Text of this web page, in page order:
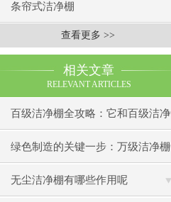
条帘式洁净棚
查看更多 >>
相关文章
RELEVANT ARTICLES
百级洁净棚全攻略：它和百级洁净
室到底有什么区别？
绿色制造的关键一步：万级洁净棚
助力环保型半导体产业发展
无尘洁净棚有哪些作用呢